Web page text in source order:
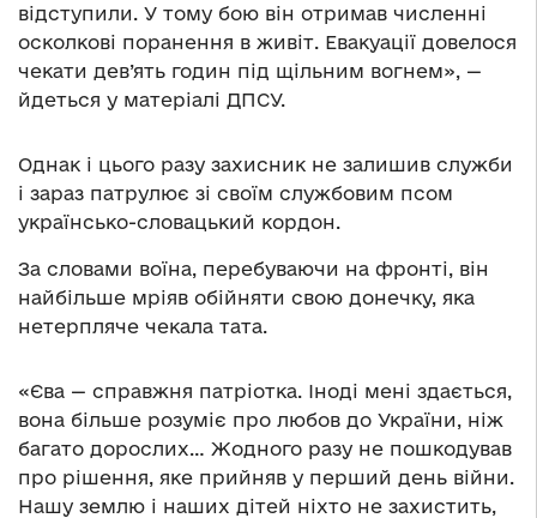
відступили. У тому бою він отримав численні
осколкові поранення в живіт. Евакуації довелося
чекати дев’ять годин під щільним вогнем», —
йдеться у матеріалі ДПСУ.
Однак і цього разу захисник не залишив служби
і зараз патрулює зі своїм службовим псом
українсько-словацький кордон.
За словами воїна, перебуваючи на фронті, він
найбільше мріяв обійняти свою донечку, яка
нетерпляче чекала тата.
«Єва — справжня патріотка. Іноді мені здається,
вона більше розуміє про любов до України, ніж
багато дорослих… Жодного разу не пошкодував
про рішення, яке прийняв у перший день війни.
Нашу землю і наших дітей ніхто не захистить,